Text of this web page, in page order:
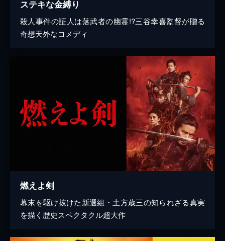
ステキな金縛り
殺人事件の証人は落武者の幽霊!?三谷幸喜監督が贈る
奇想天外なコメディ
燃えよ剣
幕末を駆け抜けた新選組・土方歳三の知られざる真実
を描く歴史スペクタクル超大作